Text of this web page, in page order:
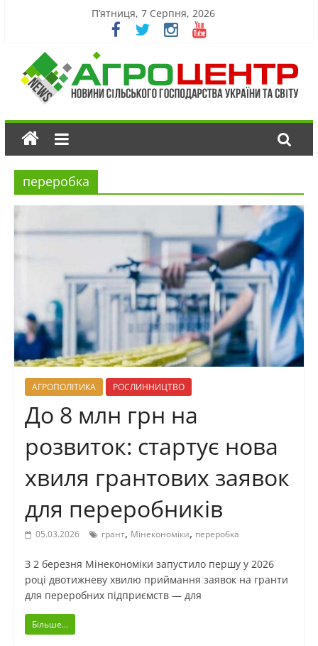
П’ятниця, 7 Серпня, 2026
переробка
АГРОПОЛІТИКА РОСЛИННИЦТВО
До 8 млн грн на
розвиток: стартує нова
хвиля грантових заявок
для переробників
05.03.2026 грант, Мінекономіки, переробка
З 2 березня Мінекономіки запустило першу у 2026
році двотижневу хвилю приймання заявок на гранти
для переробних підприємств — для
Більше...